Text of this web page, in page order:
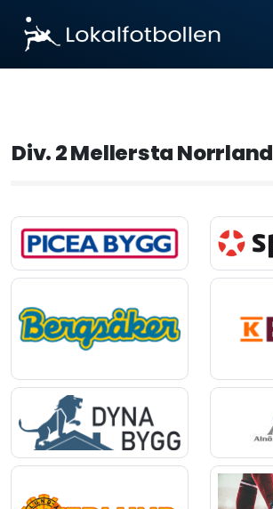
Div. 2 Mellersta Norrland